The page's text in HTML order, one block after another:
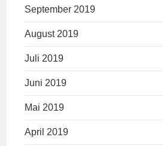
September 2019
August 2019
Juli 2019
Juni 2019
Mai 2019
April 2019